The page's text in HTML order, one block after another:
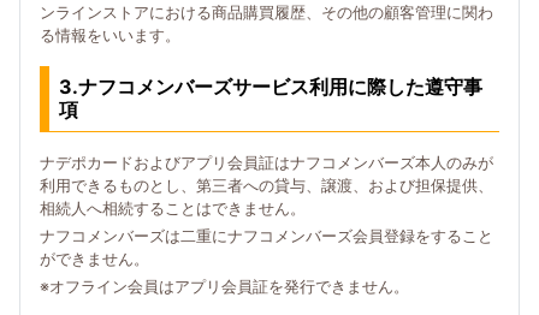
ンラインストアにおける商品購買履歴、その他の顧客管理に関わ
る情報をいいます。
3.ナフコメンバーズサービス利用に際した遵守事
項
ナデポカードおよびアプリ会員証はナフコメンバーズ本人のみが
利用できるものとし、第三者への貸与、譲渡、および担保提供、
相続人へ相続することはできません。
ナフコメンバーズは二重にナフコメンバーズ会員登録をすること
ができません。
※オフライン会員はアプリ会員証を発行できません。